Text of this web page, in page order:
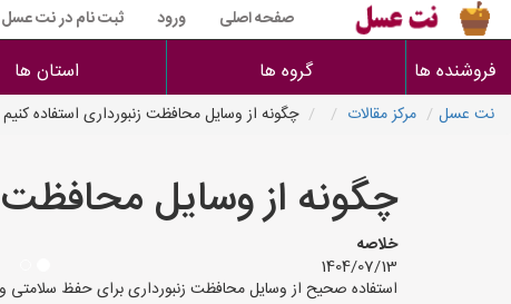
صفحه اصلی ورود ثبت نام در نت عسل
فروشنده ها گروه ها استان ها
نت عسل مرکز مقالات چگونه از وسایل محافظت زنبورداری استفاده کنیم
چگونه از وسایل محافظت
خلاصه
1404/07/13
استفاده صحیح از وسایل محافظت زنبورداری برای حفظ سلامتی